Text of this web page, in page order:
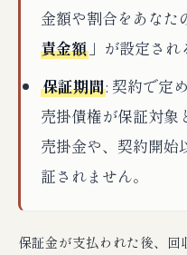
金額や割合をあなた
責金額 」が設定され
保証期間: 契約で定
売掛債権が保証対象
売掛金や、契約開始
証されません。
保証金が支払われた後、